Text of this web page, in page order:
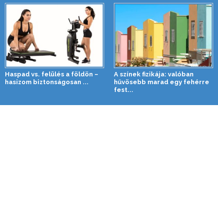
Haspad vs. felülés a földön –
hasizom biztonságosan ...
A színek fizikája: valóban
hűvösebb marad egy fehérre
fest...